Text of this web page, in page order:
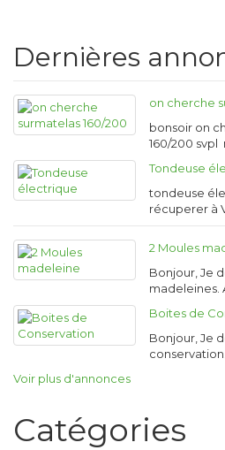
Dernières
on cherche
bonsoir on
160/200 svpl
Tondeuse
tondeuse
récuperer à
2 Moules
Bonjour, Je
madeleines.
Boites de
Bonjour, Je
conservation.
Voir plus d'annonces
Catégories